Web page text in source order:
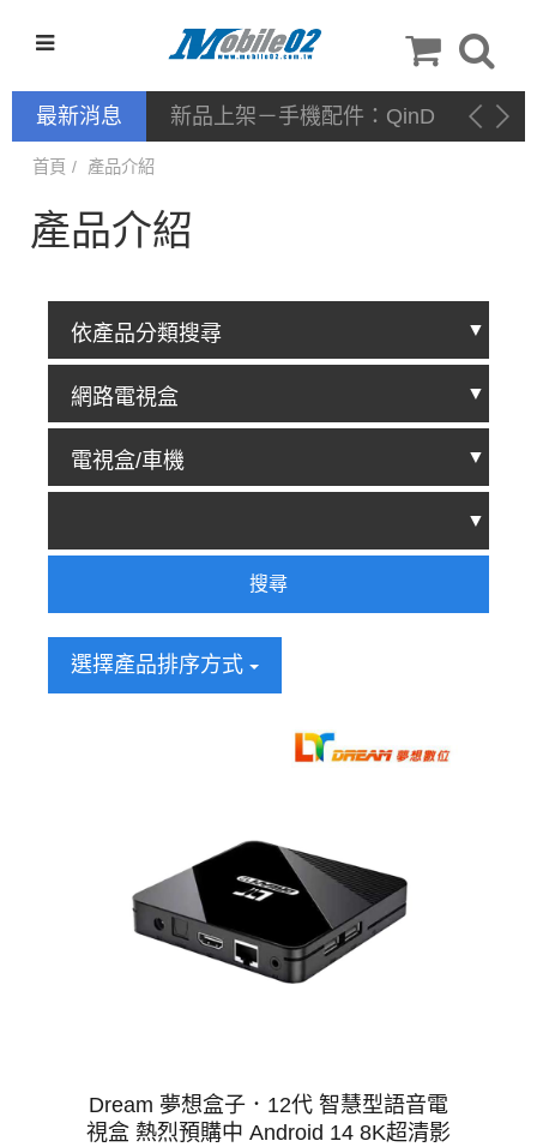
最新消息 新品上架－手機配件：QinD
首頁 產品介紹
產品介紹
搜尋
選擇產品排序方式
Dream 夢想盒子．12代 智慧型語音電
視盒 熱烈預購中 Android 14 8K超清影